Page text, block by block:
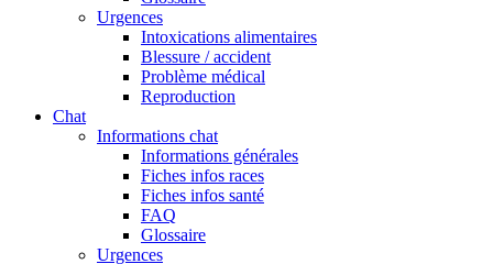
Urgences
Intoxications alimentaires
Blessure / accident
Problème médical
Reproduction
Chat
Informations chat
Informations générales
Fiches infos races
Fiches infos santé
FAQ
Glossaire
Urgences